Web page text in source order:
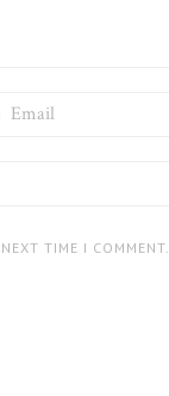
TIME I COMMENT.